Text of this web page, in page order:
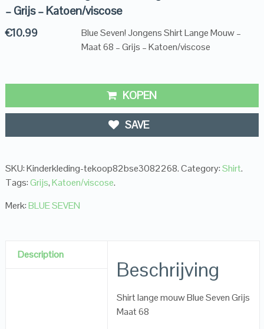
– Grijs – Katoen/viscose
€10.99
Blue Seven! Jongens Shirt Lange Mouw –
Maat 68 – Grijs – Katoen/viscose
KOPEN
SAVE
SKU:Kinderkleding-tekoop82bse3082268.Category:Shirt.
Tags:Grijs,Katoen/viscose.
Merk:BLUE SEVEN
Description
Beschrijving
Shirt lange mouw Blue Seven Grijs
Maat 68